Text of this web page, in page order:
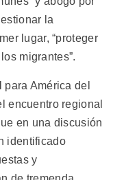
la
lugar, “proteger
migrantes”.
América del
encuentro regional
en una discusión
identificado
y